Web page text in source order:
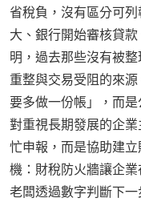
省稅負，沒有區分可
大、銀行開始審核貸
明，過去那些沒有被
重整與交易受阻的來
要多做一份帳」，而
對重視長期發展的企
忙申報，而是協助建
機：財稅防火牆讓企
老闆透過數字判斷下